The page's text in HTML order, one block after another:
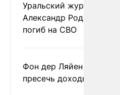
Уральский журналист
Александр Родионов
погиб на СВО
Фон дер Ляйен
пресечь доходы России